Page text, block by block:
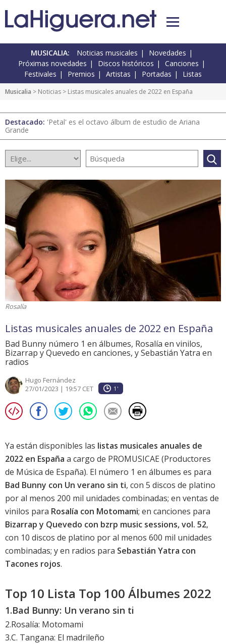
MUSICALIA: Noticias musicales
Novedades
Próximas novedades
Discos históricos
Canciones
Festivales
Premios Artistas Portadas Listas
Musicalia > Noticias > Listas musicales anuales de 2022 en España
Destacado: 'Petal' es el octavo álbum de estudio de Ariana
Grande
Rosalía
Listas musicales anuales de 2022 en España
Bad Bunny número 1 en álbumes, Rosalía en vinilos,
Bizarrap y Quevedo en canciones, y Sebastián Yatra en
radios
Hugo Fernández
27/01/2023 | 19:57 CET
1'
Ya están disponibles las listas musicales anuales de
2022 en España a cargo de PROMUSICAE (Productores
de Música de España). El número 1 en álbumes es para
Bad Bunny con Un verano sin ti, con 5 discos de platino
por al menos 200 mil unidades combinadas; en ventas de
vinilos para Rosalía con Motomami; en canciones para
Bizarrap y Quevedo con bzrp music sessions, vol. 52,
con 10 discos de platino por al menos 600 mil unidades
combinadas; y en radios para Sebastián Yatra con
Tacones rojos.
Top 10 Lista Top 100 Álbumes 2022
1.Bad Bunny: Un verano sin ti
2.Rosalía: Motomami
3.C. Tangana: El madrileño